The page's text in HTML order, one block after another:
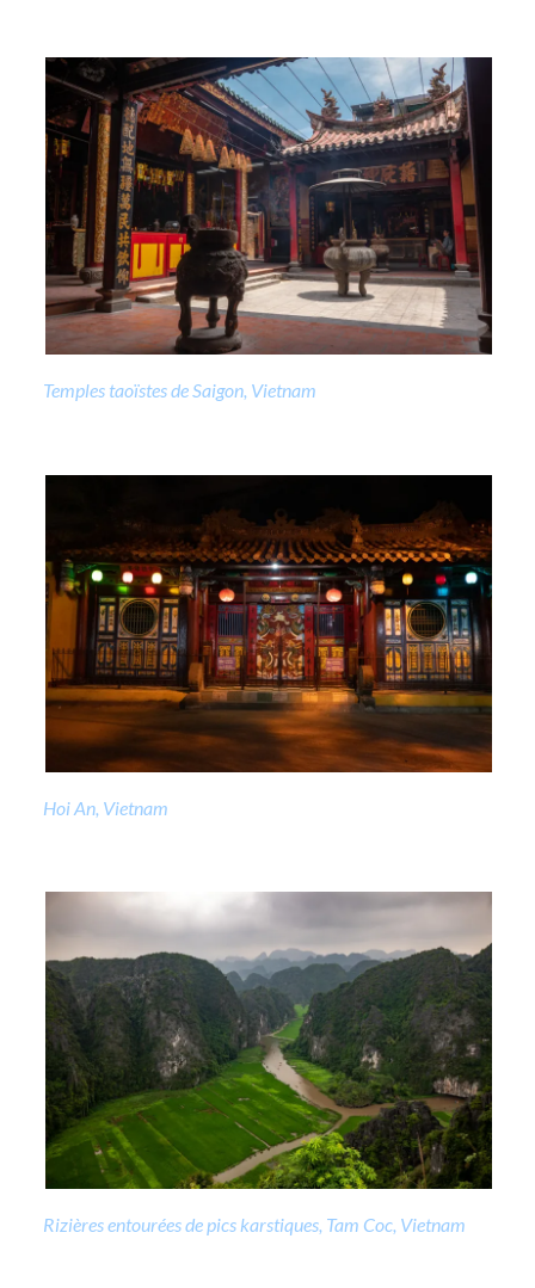
Temples taoïstes de Saigon, Vietnam
Hoi An, Vietnam
Rizières entourées de pics karstiques, Tam Coc, Vietnam